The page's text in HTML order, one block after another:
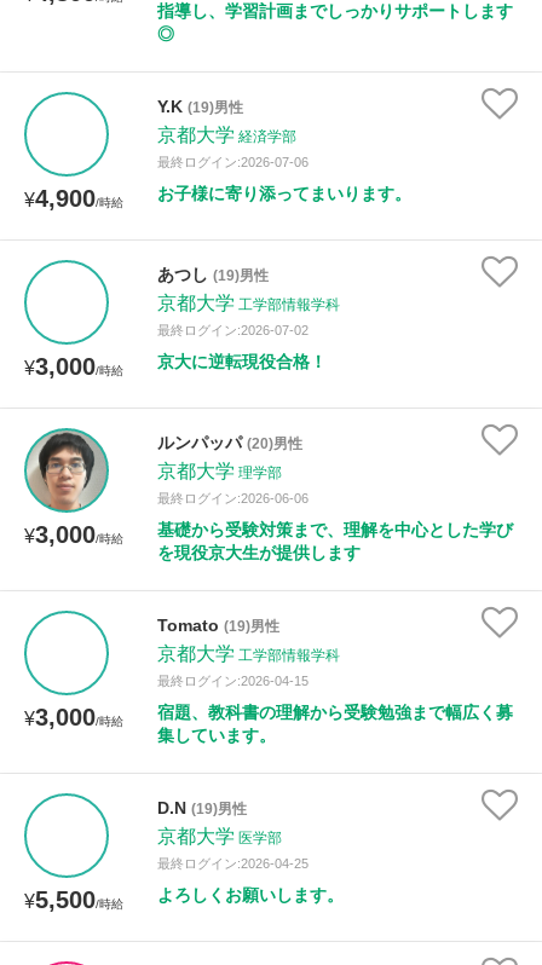
指導し、学習計画までしっかりサポートします
◎
¥4,900/時給
Y.K (19)男性
京都大学 経済学部
最終ログイン:2026-07-06
お子様に寄り添ってまいります。
¥3,000/時給
あつし (19)男性
京都大学 工学部情報学科
最終ログイン:2026-07-02
京大に逆転現役合格！
¥3,000/時給
ルンパッパ (20)男性
京都大学 理学部
最終ログイン:2026-06-06
基礎から受験対策まで、理解を中心とした学び
を現役京大生が提供します
¥3,000/時給
Tomato (19)男性
京都大学 工学部情報学科
最終ログイン:2026-04-15
宿題、教科書の理解から受験勉強まで幅広く募
集しています。
¥5,500/時給
D.N (19)男性
京都大学 医学部
最終ログイン:2026-04-25
よろしくお願いします。
火曜日
土曜日
所属大学
距離：15km以内
年齢：18-101歳
性別